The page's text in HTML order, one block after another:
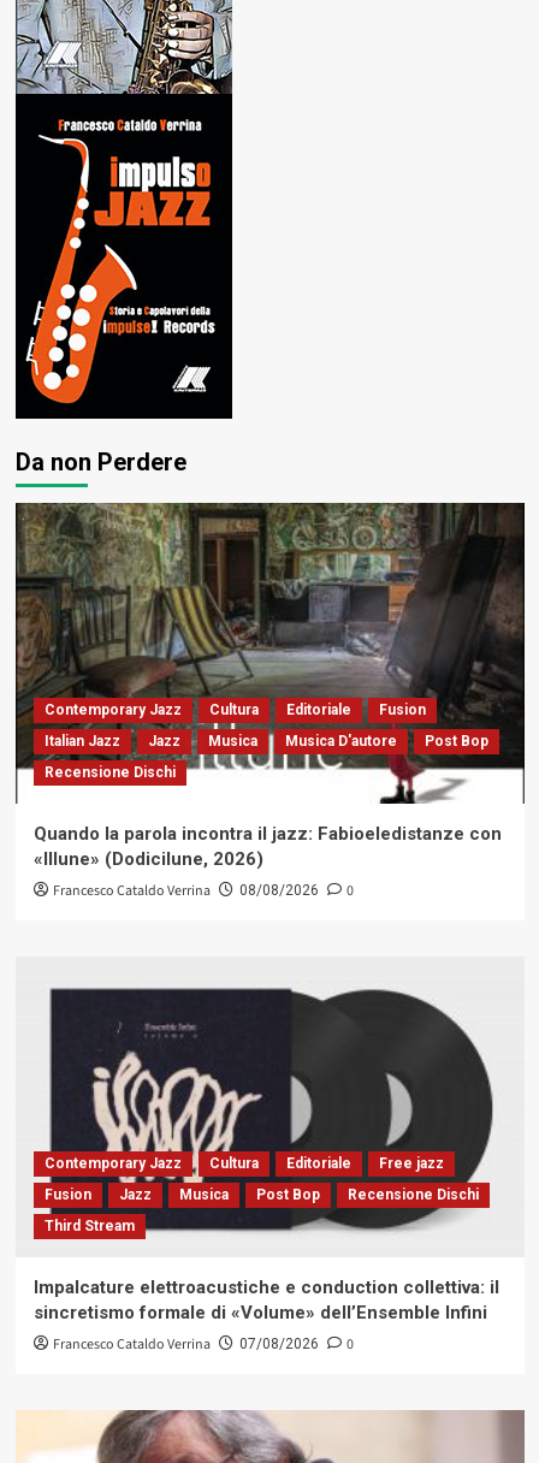
Da non Perdere
Contemporary Jazz Cultura Editoriale
Fusion
Italian Jazz
Jazz Musica Musica D'autore
Post Bop
Recensione Dischi
Quando la parola incontra il jazz: Fabioeledistanze con
«Illune» (Dodicilune, 2026)
Francesco Cataldo Verrina 08/08/2026 0
Contemporary Jazz Cultura Editoriale
Free jazz
Fusion
Jazz Musica Post Bop
Recensione Dischi
Third Stream
Impalcature elettroacustiche e conduction collettiva: il
sincretismo formale di «Volume» dell’Ensemble Infini
Francesco Cataldo Verrina 07/08/2026 0